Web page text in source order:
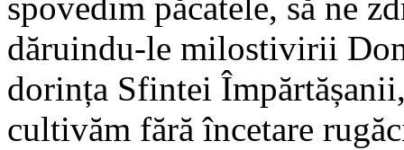
spovedim păcatele, să ne
dăruindu-le milostivirii
dorința Sfintei
cultivăm fără încetare